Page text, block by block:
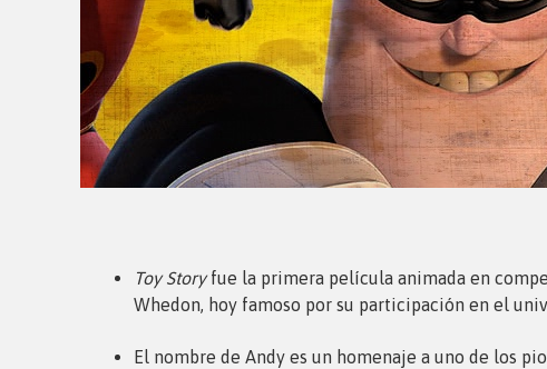
Toy Storyfue la primera película animada en
Whedon, hoy famoso por su participación en el
El nombre de Andy es un homenaje a uno de los